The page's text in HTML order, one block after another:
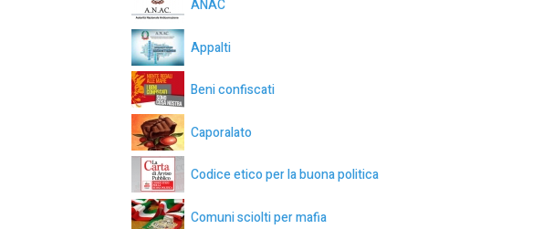
ANAC
Appalti
Beni confiscati
Caporalato
Codice etico per la buona politica
Comuni sciolti per mafia